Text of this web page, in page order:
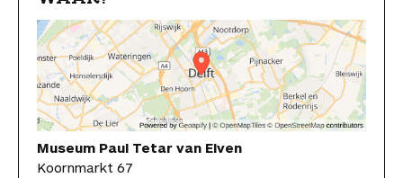
Museum Paul Tetar van Elven
Koornmarkt 67